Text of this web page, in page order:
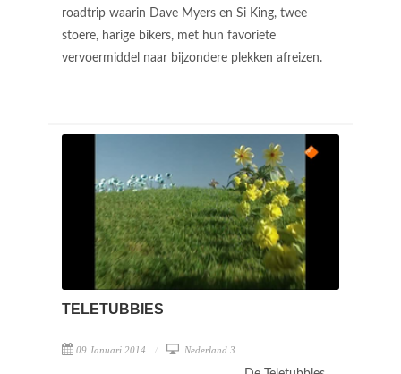
roadtrip waarin Dave Myers en Si King, twee
stoere, harige bikers, met hun favoriete
vervoermiddel naar bijzondere plekken afreizen.
TELETUBBIES
09 Januari 2014 Nederland 3